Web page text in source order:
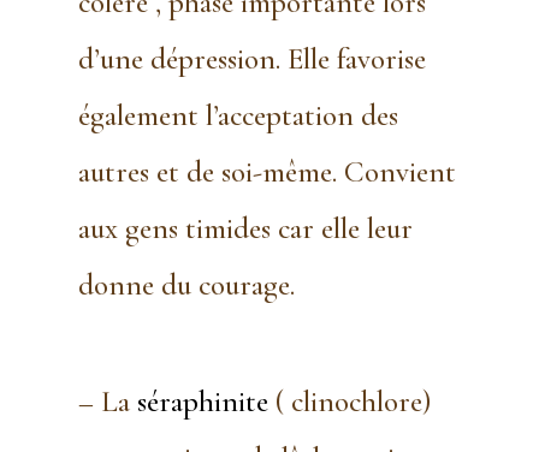
d’une dépression. Elle favorise
également l’acceptation des
autres et de soi-même. Convient
aux gens timides car elle leur
donne du courage.
– La séraphinite ( clinochlore)